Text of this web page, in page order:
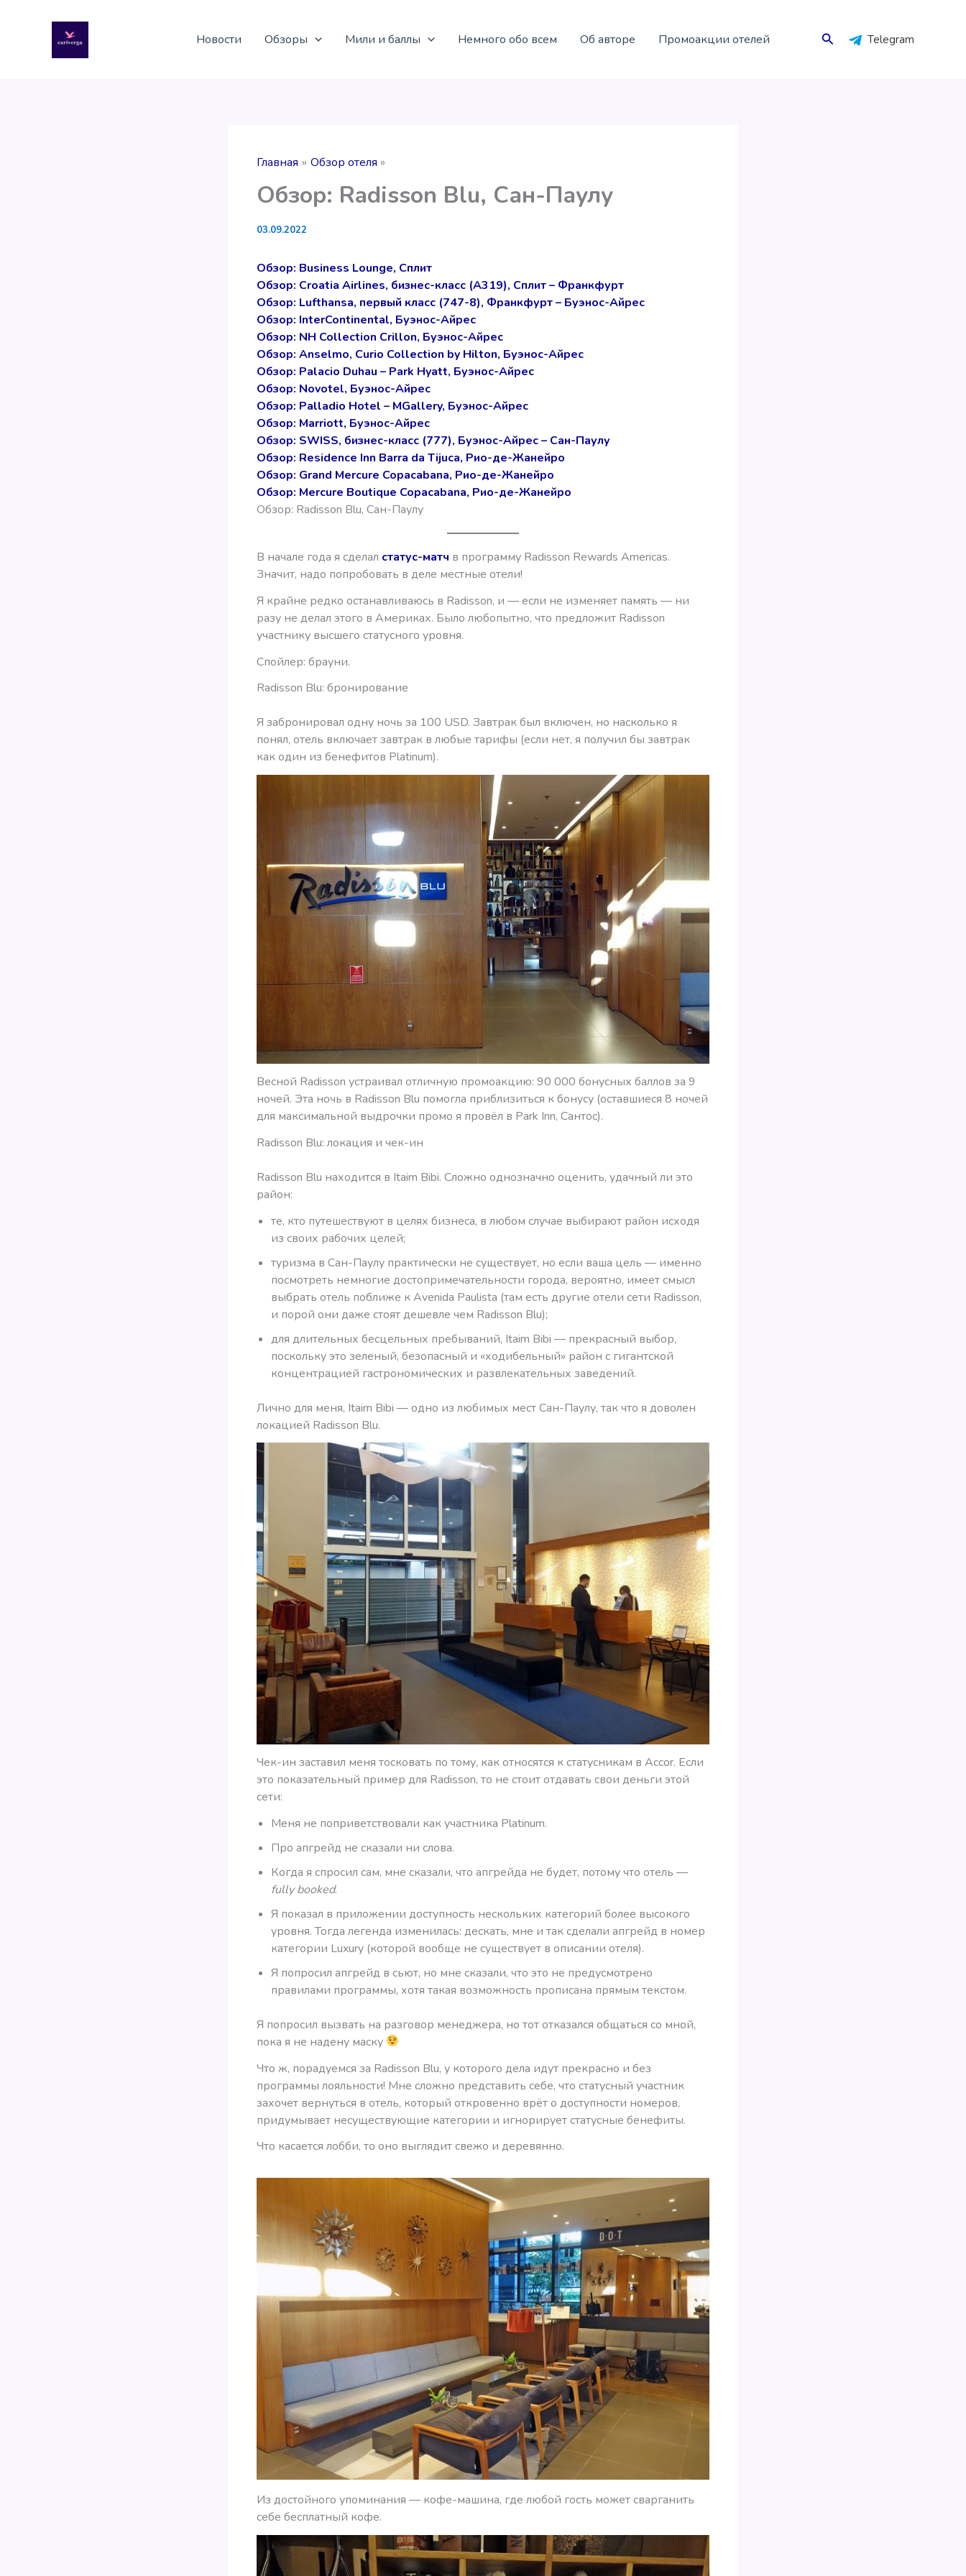
содержимому
Новости Обзоры Мили и баллы Немного обо всем Об авторе Промоакции отелей Поиск Telegram
Главная Обзор отеля
Обзор: Radisson Blu, Сан-Паулу
03.09.2022
Обзор: Business Lounge, Сплит
Обзор: Croatia Airlines, бизнес-класс (A319), Сплит – Франкфурт
Обзор: Lufthansa, первый класс (747-8), Франкфурт – Буэнос-Айрес
Обзор: InterContinental, Буэнос-Айрес
Обзор: NH Collection Crillon, Буэнос-Айрес
Обзор: Anselmo, Curio Collection by Hilton, Буэнос-Айрес
Обзор: Palacio Duhau – Park Hyatt, Буэнос-Айрес
Обзор: Novotel, Буэнос-Айрес
Обзор: Palladio Hotel – MGallery, Буэнос-Айрес
Обзор: Marriott, Буэнос-Айрес
Обзор: SWISS, бизнес-класс (777), Буэнос-Айрес – Сан-Паулу
Обзор: Residence Inn Barra da Tijuca, Рио-де-Жанейро
Обзор: Grand Mercure Copacabana, Рио-де-Жанейро
Обзор: Mercure Boutique Copacabana, Рио-де-Жанейро
Обзор: Radisson Blu, Сан-Паулу
В начале года я сделал статус-матч в программу Radisson Rewards Americas.
Значит, надо попробовать в деле местные отели!
Я крайне редко останавливаюсь в Radisson, и — если не изменяет память — ни
разу не делал этого в Америках. Было любопытно, что предложит Radisson
участнику высшего статусного уровня.
Спойлер: брауни.
Radisson Blu: бронирование
Я забронировал одну ночь за 100 USD. Завтрак был включен, но насколько я
понял, отель включает завтрак в любые тарифы (если нет, я получил бы завтрак
как один из бенефитов Platinum).
Весной Radisson устраивал отличную промоакцию: 90 000 бонусных баллов за 9
ночей. Эта ночь в Radisson Blu помогла приблизиться к бонусу (оставшиеся 8 ночей
для максимальной выдрочки промо я провёл в Park Inn, Сантос).
Radisson Blu: локация и чек-ин
Radisson Blu находится в Itaim Bibi. Сложно однозначно оценить, удачный ли это
район:
те, кто путешествуют в целях бизнеса, в любом случае выбирают район исходя
из своих рабочих целей;
туризма в Сан-Паулу практически не существует, но если ваша цель — именно
посмотреть немногие достопримечательности города, вероятно, имеет смысл
выбрать отель поближе к Avenida Paulista (там есть другие отели сети Radisson,
и порой они даже стоят дешевле чем Radisson Blu);
для длительных бесцельных пребываний, Itaim Bibi — прекрасный выбор,
поскольку это зеленый, безопасный и «ходибельный» район с гигантской
концентрацией гастрономических и развлекательных заведений.
Лично для меня, Itaim Bibi — одно из любимых мест Сан-Паулу, так что я доволен
локацией Radisson Blu.
Чек-ин заставил меня тосковать по тому, как относятся к статусникам в Accor. Если
это показательный пример для Radisson, то не стоит отдавать свои деньги этой
сети:
Меня не поприветствовали как участника Platinum.
Про апгрейд не сказали ни слова.
Когда я спросил сам, мне сказали, что апгрейда не будет, потому что отель —
fully booked.
Я показал в приложении доступность нескольких категорий более высокого
уровня. Тогда легенда изменилась: дескать, мне и так сделали апгрейд в номер
категории Luxury (которой вообще не существует в описании отеля).
Я попросил апгрейд в сьют, но мне сказали, что это не предусмотрено
правилами программы, хотя такая возможность прописана прямым текстом.
Я попросил вызвать на разговор менеджера, но тот отказался общаться со мной,
пока я не надену маску
Что ж, порадуемся за Radisson Blu, у которого дела идут прекрасно и без
программы лояльности! Мне сложно представить себе, что статусный участник
захочет вернуться в отель, который откровенно врёт о доступности номеров,
придумывает несуществующие категории и игнорирует статусные бенефиты.
Что касается лобби, то оно выглядит свежо и деревянно.
Из достойного упоминания — кофе-машина, где любой гость может сварганить
себе бесплатный кофе.